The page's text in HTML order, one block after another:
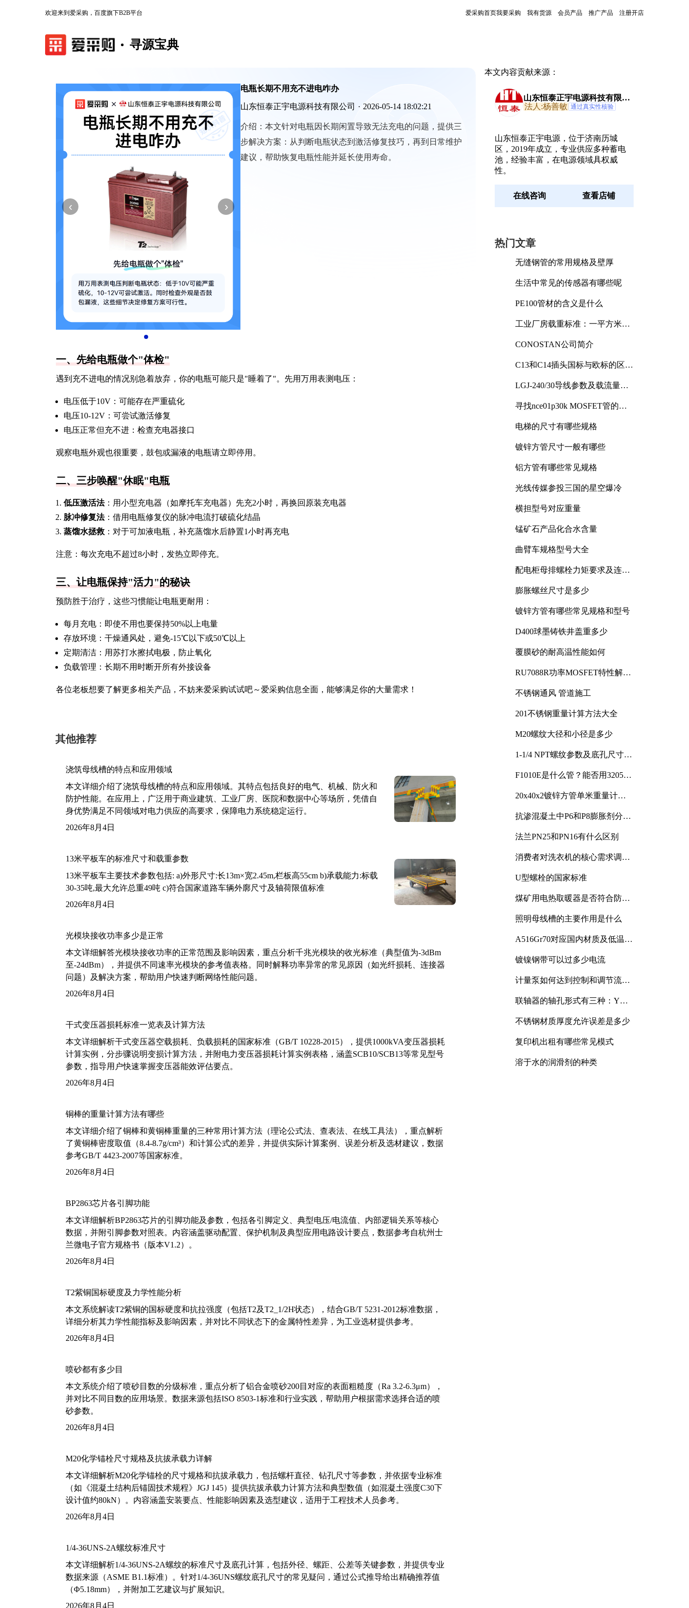
欢迎来到爱采购，百度旗下B2B平台 爱采购首页我要采购 我有货源 会员产品 推广产品 注册开店
寻源宝典
‹ ›
电瓶长期不用充不进电咋办
山东恒泰正宇电源科技有限公司 · 2026-05-14 18:02:21
介绍： 本文针对电瓶因长期闲置导致无法充电的问题，提供三
步解决方案：从判断电瓶状态到激活修复技巧，再到日常维护
建议，帮助恢复电瓶性能并延长使用寿命。
一、先给电瓶做个"体检"
遇到充不进电的情况别急着放弃，你的电瓶可能只是"睡着了"。先用万用表测电压：
电压低于10V：可能存在严重硫化
电压10-12V：可尝试激活修复
电压正常但充不进：检查充电器接口
观察电瓶外观也很重要，鼓包或漏液的电瓶请立即停用。
二、三步唤醒"休眠"电瓶
低压激活法：用小型充电器（如摩托车充电器）先充2小时，再换回原装充电器
脉冲修复法：借用电瓶修复仪的脉冲电流打破硫化结晶
蒸馏水拯救 ：对于可加液电瓶，补充蒸馏水后静置1小时再充电
注意：每次充电不超过8小时，发热立即停充。
三、让电瓶保持"活力"的秘诀
预防胜于治疗，这些习惯能让电瓶更耐用：
每月充电：即使不用也要保持50%以上电量
存放环境：干燥通风处，避免-15℃以下或50℃以上
定期清洁：用苏打水擦拭电极，防止氧化
负载管理：长期不用时断开所有外接设备
各位老板想要了解更多相关产品，不妨来爱采购试试吧～爱采购信息全面，能够满足你的大量需求！
其他推荐
浇筑母线槽的特点和应用领域
本文详细介绍了浇筑母线槽的特点和应用领域。其特点包括良好的电气、机械、防火和
防护性能。在应用上，广泛用于商业建筑、工业厂房、医院和数据中心等场所，凭借自
身优势满足不同领域对电力供应的高要求，保障电力系统稳定运行。
2026年8月4日
13米平板车的标准尺寸和载重参数
13米平板车主要技术参数包括: a)外形尺寸:长13m×宽2.45m,栏板高55cm b)承载能力:标载
30-35吨,最大允许总重49吨 c)符合国家道路车辆外廓尺寸及轴荷限值标准
2026年8月4日
光模块接收功率多少是正常
本文详细解答光模块接收功率的正常范围及影响因素，重点分析千兆光模块的收光标准（典型值为-3dBm
至-24dBm），并提供不同速率光模块的参考值表格。同时解释功率异常的常见原因（如光纤损耗、连接器
问题）及解决方案，帮助用户快速判断网络性能问题。
2026年8月4日
干式变压器损耗标准一览表及计算方法
本文详细解析干式变压器空载损耗、负载损耗的国家标准（GB/T 10228-2015），提供1000kVA变压器损耗
计算实例，分步骤说明变损计算方法，并附电力变压器损耗计算实例表格，涵盖SCB10/SCB13等常见型号
参数，指导用户快速掌握变压器能效评估要点。
2026年8月4日
铜棒的重量计算方法有哪些
本文详细介绍了铜棒和黄铜棒重量的三种常用计算方法（理论公式法、查表法、在线工具法），重点解析
了黄铜棒密度取值（8.4-8.7g/cm³）和计算公式的差异，并提供实际计算案例、误差分析及选材建议，数据
参考GB/T 4423-2007等国家标准。
2026年8月4日
BP2863芯片各引脚功能
本文详细解析BP2863芯片的引脚功能及参数，包括各引脚定义、典型电压/电流值、内部逻辑关系等核心
数据，并附引脚参数对照表。内容涵盖驱动配置、保护机制及典型应用电路设计要点，数据参考自杭州士
兰微电子官方规格书（版本V1.2）。
2026年8月4日
T2紫铜国标硬度及力学性能分析
本文系统解读T2紫铜的国标硬度和抗拉强度（包括T2及T2_1/2H状态），结合GB/T 5231-2012标准数据，
详细分析其力学性能指标及影响因素，并对比不同状态下的金属特性差异，为工业选材提供参考。
2026年8月4日
喷砂都有多少目
本文系统介绍了喷砂目数的分级标准，重点分析了铝合金喷砂200目对应的表面粗糙度（Ra 3.2-6.3μm），
并对比不同目数的应用场景。数据来源包括ISO 8503-1标准和行业实践，帮助用户根据需求选择合适的喷
砂参数。
2026年8月4日
M20化学锚栓尺寸规格及抗拔承载力详解
本文详细解析M20化学锚栓的尺寸规格和抗拔承载力，包括螺杆直径、钻孔尺寸等参数，并依据专业标准
（如《混凝土结构后锚固技术规程》JGJ 145）提供抗拔承载力计算方法和典型数值（如混凝土强度C30下
设计值约80kN）。内容涵盖安装要点、性能影响因素及选型建议，适用于工程技术人员参考。
2026年8月4日
1/4-36UNS-2A螺纹标准尺寸
本文详细解析1/4-36UNS-2A螺纹的标准尺寸及底孔计算，包括外径、螺距、公差等关键参数，并提供专业
数据来源（ASME B1.1标准）。针对1/4-36UNS螺纹底孔尺寸的常见疑问，通过公式推导给出精确推荐值
（Φ5.18mm），并附加工艺建议与扩展知识。
2026年8月4日
本文内容贡献来源：
山东恒泰正宇电源科技有限公
司
法人:杨善敏 通过真实性核验
山东恒泰正宇电源，位于济南历城
区，2019年成立，专业供应多种蓄电
池，经验丰富，在电源领域具权威
性。
在线咨询 查看店铺
热门文章
无缝钢管的常用规格及壁厚
生活中常见的传感器有哪些呢
PE100管材的含义是什么
工业厂房载重标准：一平方米能
CONOSTAN公司简介
C13和C14插头国标与欧标的区别
LGJ-240/30导线参数及载流量解
寻找nce01p30k MOSFET管的合
电梯的尺寸有哪些规格
镀锌方管尺寸一般有哪些
铝方管有哪些常见规格
光线传媒参投三国的星空爆冷
横担型号对应重量
锰矿石产品化合水含量
曲臂车规格型号大全
配电柜母排螺栓力矩要求及连接
膨胀螺丝尺寸是多少
镀锌方管有哪些常见规格和型号
D400球墨铸铁井盖重多少
覆膜砂的耐高温性能如何
RU7088R功率MOSFET特性解析
不锈钢通风 管道施工
201不锈钢重量计算方法大全
M20螺纹大径和小径是多少
1-1/4 NPT螺纹参数及底孔尺寸详
F1010E是什么管？能否用3205或
20x40x2镀锌方管单米重量计算
抗渗混凝土中P6和P8膨胀剂分别
法兰PN25和PN16有什么区别
消费者对洗衣机的核心需求调研
U型螺栓的国家标准
煤矿用电热取暖器是否符合防爆
照明母线槽的主要作用是什么
A516Gr70对应国内材质及低温冲
镀镍钢带可以过多少电流
计量泵如何达到控制和调节流量
联轴器的轴孔形式有三种：Y
不锈钢材质厚度允许误差是多少
复印机出租有哪些常见模式
溶于水的润滑剂的种类